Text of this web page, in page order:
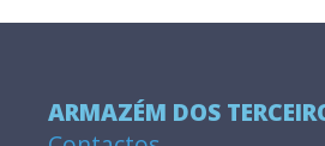
ARMAZÉM DOS